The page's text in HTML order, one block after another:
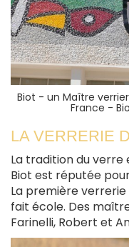
Biot - un Maître
France -
LA VERRERIE
La tradition du verre
Biot est réputée
La première
fait école. Des
Farinelli, Robert et